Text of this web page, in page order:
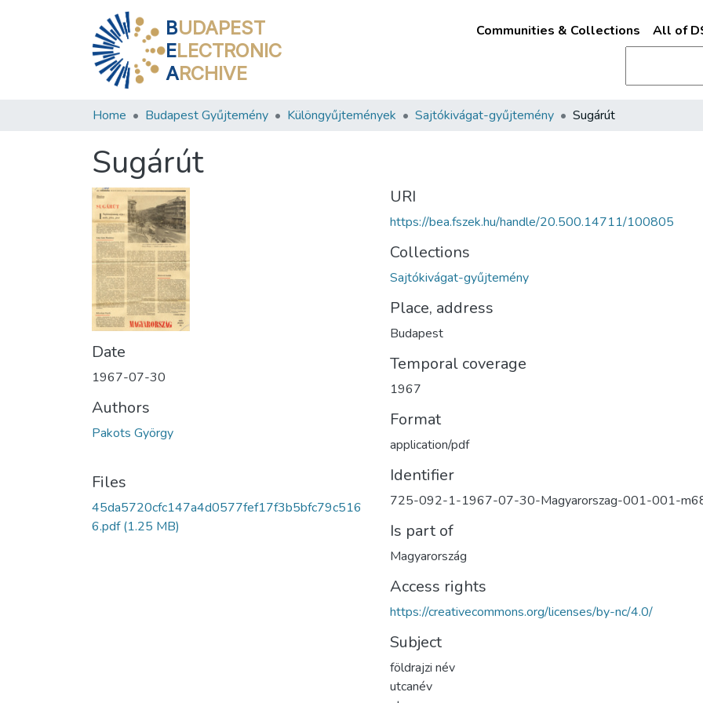
BUDAPEST
ELECTRONIC
ARCHIVE
Communities & Collections All of
Home Budapest Gyűjtemény Különgyűjtemények Sajtókivágat-gyűjtemény Sugárút
Sugárút
Date
1967-07-30
Authors
Pakots György
Files
45da5720cfc147a4d0577fef17f3b5bfc79c516
6.pdf(1.25 MB)
URI
https://bea.fszek.hu/handle/20.500.14711/100805
Collections
Sajtókivágat-gyűjtemény
Place, address
Budapest
Temporal coverage
1967
Format
application/pdf
Identifier
725-092-1-1967-07-30-Magyarorszag-001-001-
Is part of
Magyarország
Access rights
https://creativecommons.org/licenses/by-nc/4.0/
Subject
földrajzi név
utcanév